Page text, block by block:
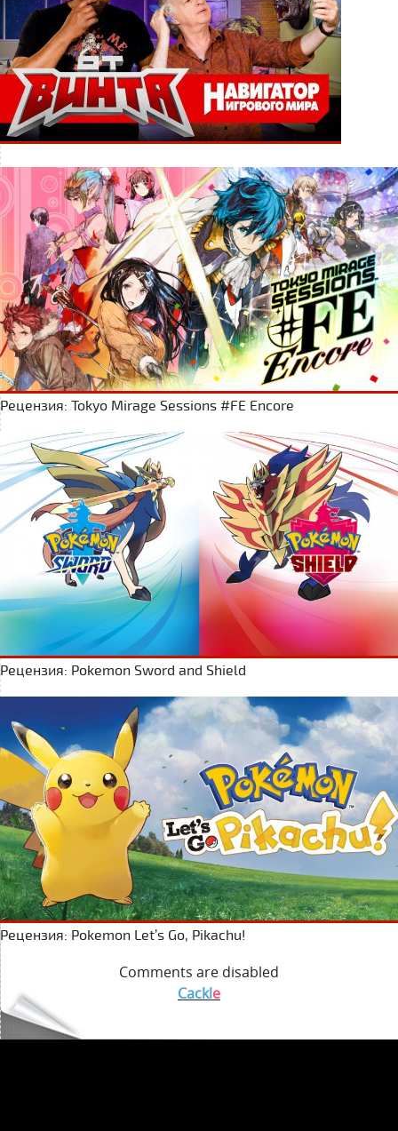
Рецензия: Tokyo Mirage Sessions #FE Encore
Рецензия: Pokemon Sword and Shield
Рецензия: Pokemon Let’s Go, Pikachu!
Comments are disabled
Cackle